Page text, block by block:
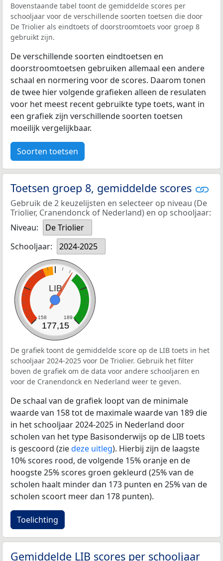
Bovenstaande tabel toont de gemiddelde scores per
schooljaar voor de verschillende soorten toetsen die door
De Triolier als eindtoets of doorstroomtoets voor groep 8
gebruikt zijn.
De verschillende soorten eindtoetsen en
doorstroomtoetsen gebruiken allemaal een andere
schaal en normering voor de scores. Daarom tonen
de twee hier volgende grafieken alleen de resulaten
voor het meest recent gebruikte type toets, want in
een grafiek zijn verschillende soorten toetsen
moeilijk vergelijkbaar.
Soorten toetsen
Toetsen groep 8, gemiddelde scores
Gebruik de 2 keuzelijsten en selecteer op niveau (De
Triolier, Cranendonck of Nederland) en op schooljaar:
Niveau:
De Triolier
Schooljaar:
2024-2025
LIB
158 189
177,15
De grafiek toont de gemiddelde score op de LIB toets in het
schooljaar 2024-2025 voor De Triolier. Gebruik het filter
boven de grafiek om de data voor andere schooljaren en
voor de Cranendonck en Nederland weer te geven.
De schaal van de grafiek loopt van de minimale
waarde van 158 tot de maximale waarde van 189 die
in het schooljaar 2024-2025 in Nederland door
scholen van het type Basisonderwijs op de LIB toets
is gescoord (ziedeze uitleg). Hierbij zijn de laagste
10% scores rood, de volgende 15% oranje en de
hoogste 25% scores groen gekleurd (25% van de
scholen haalt minder dan 173 punten en 25% van de
scholen scoort meer dan 178 punten).
Toelichting
Gemiddelde LIB scores per schooljaar